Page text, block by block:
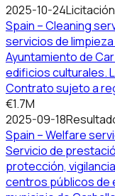
2025-10-24Licitación
Spain – Cleaning
servicios de
Ayuntamiento de
edificios culturales.
Contrato sujeto a
€1.7M
2025-09-18
Spain – Welfare
Servicio de
protección,
centros públicos de